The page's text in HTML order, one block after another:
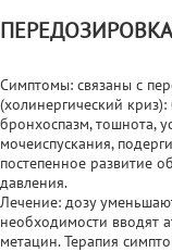
ПЕРЕДОЗИРОВКА
Симптомы: связаны с
(холинергический
бронхоспазм, тошнота,
мочеиспускания,
постепенное развитие
давления.
Лечение: дозу
необходимости вводят
метацин. Терапия